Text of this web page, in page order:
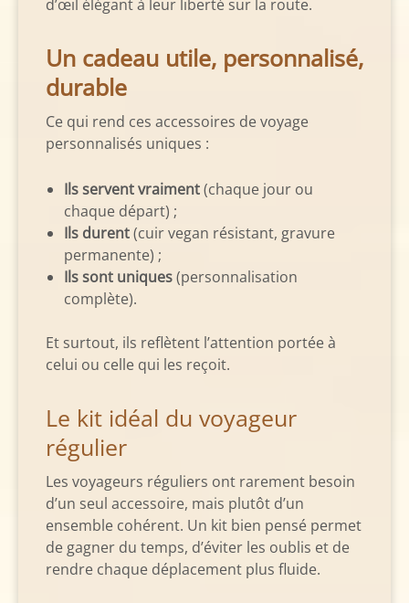
d’œil élégant à leur liberté sur la route.
Un cadeau utile, personnalisé,
durable
Ce qui rend ces accessoires de voyage
personnalisés uniques :
Ils servent vraiment(chaque jour ou
chaque départ) ;
Ils durent(cuir vegan résistant, gravure
permanente) ;
Ils sont uniques(personnalisation
complète).
Et surtout, ils reflètent l’attention portée à
celui ou celle qui les reçoit.
Le kit idéal du voyageur
régulier
Les voyageurs réguliers ont rarement besoin
d’un seul accessoire, mais plutôt d’un
ensemble cohérent. Un kit bien pensé permet
de gagner du temps, d’éviter les oublis et de
rendre chaque déplacement plus fluide.